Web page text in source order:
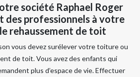
société Raphael Roger
des professionnels à votre
rehaussement de toit
vous devez surélever votre toiture ou
de toit. Vous avez des enfants qui
plus d’espace de vie. Effectuer